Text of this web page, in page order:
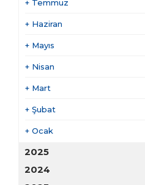
+ Temmuz
+ Haziran
+ Mayıs
+ Nisan
+ Mart
+ Şubat
+ Ocak
2025
2024